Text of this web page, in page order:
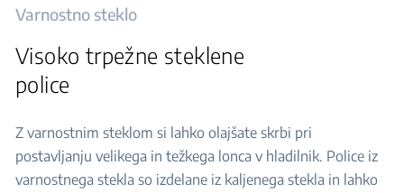
Varnostno steklo
Visoko trpežne steklene
police
Z varnostnim steklom si lahko olajšate skrbi pri
postavljanju velikega in težkega lonca v hladilnik. Police iz
varnostnega stekla so izdelane iz kaljenega stekla in lahko